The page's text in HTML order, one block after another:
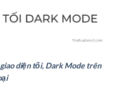
diện tối, Dark Mode trên